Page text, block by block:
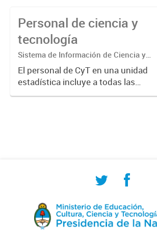
Personal de ciencia y
tecnología
Sistema de Información de Ciencia y
Tecnología Argentino (SICYTAR)
El personal de CyT en una unidad
estadística incluye a todas las
personas involucradas